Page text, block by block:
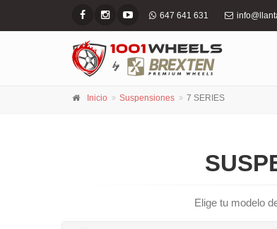
647 641 631
Inicio Suspensiones 7 SERIES
Elige tu modelo